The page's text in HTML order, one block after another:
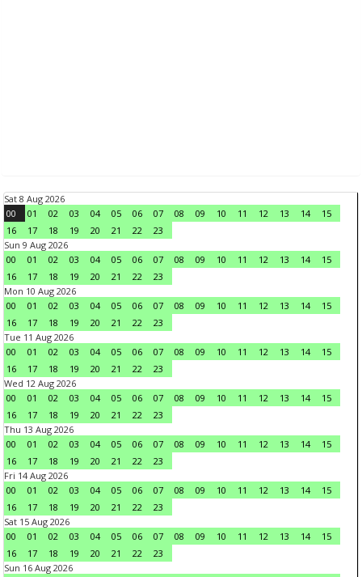
Sat 8 Aug 2026
00
01 02 03 04 05 06 07 08 09 10 11 12 13 14
15
16
17 18 19 20 21 22
23
Sun 9 Aug 2026
00
01 02 03 04 05 06 07 08 09 10 11 12 13 14
15
16
17 18 19 20 21 22
23
Mon 10 Aug 2026
00
01 02 03 04 05 06 07 08 09 10 11 12 13 14
15
16
17 18 19 20 21 22
23
Tue 11 Aug 2026
00
01 02 03 04 05 06 07 08 09 10 11 12 13 14
15
16
17 18 19 20 21 22
23
Wed 12 Aug 2026
00
01 02 03 04 05 06 07 08 09 10 11 12 13 14
15
16
17 18 19 20 21 22
23
Thu 13 Aug 2026
00
01 02 03 04 05 06 07 08 09 10 11 12 13 14
15
16
17 18 19 20 21 22
23
Fri 14 Aug 2026
00
01 02 03 04 05 06 07 08 09 10 11 12 13 14
15
16
17 18 19 20 21 22
23
Sat 15 Aug 2026
00
01 02 03 04 05 06 07 08 09 10 11 12 13 14
15
16
17 18 19 20 21 22
23
Sun 16 Aug 2026